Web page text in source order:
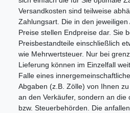
Versandkosten sind teilweise
Zahlungsart. Die in den
Preise stellen Endpreise dar. Sie
Preisbestandteile einschließlich
wie Mehrwertsteuer. Nur bei
Lieferung können im Einzelfall
Falle eines
Abgaben (z.B. Zölle) von Ihnen
an den Verkäufer, sondern an die
bzw. Steuerbehörden. Die